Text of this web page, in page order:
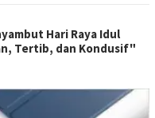
Hari Raya Idul
Tertib, dan Kondusif"